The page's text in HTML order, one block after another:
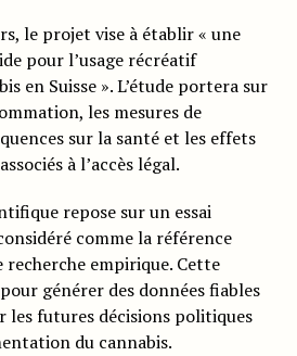
le projet vise à établir « une
pour l’usage récréatif
en Suisse ». L’étude portera sur
les mesures de
sur la santé et les effets
à l’accès légal.
repose sur un essai
comme la référence
recherche empirique. Cette
générer des données fiables
les futures décisions politiques
du cannabis.